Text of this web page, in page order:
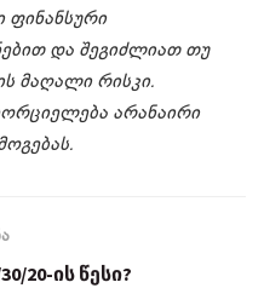
ფინანსური
და შეგიძლიათ თუ
მაღალი რისკი.
არანაირი
20-ის წესი?